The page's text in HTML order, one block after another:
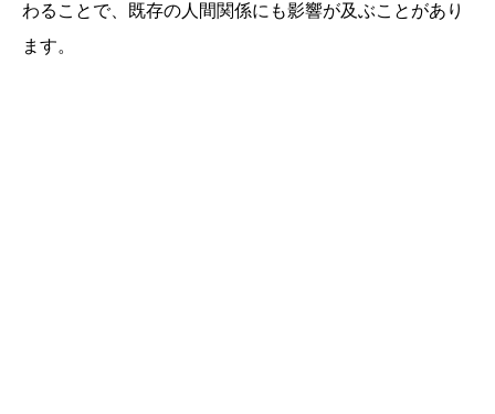
わることで、既存の人間関係にも影響が及ぶことがあり
ます。